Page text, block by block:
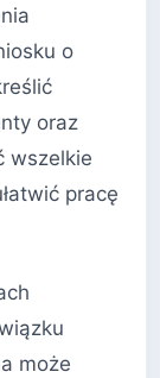
o
oraz
wszelkie
pracę
może